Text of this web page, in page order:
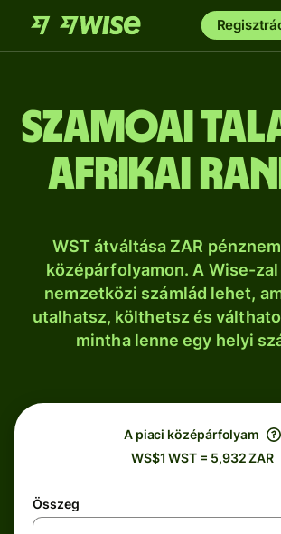
szamoai
afrikai
WST átváltása ZAR
középárfolyamon. A Wise-
nemzetközi számlád lehet,
utalhatsz, költhetsz és
mintha lenne egy helyi
A piaci középárfolyam
WS$1 WST = 5,932 ZAR
Összeg